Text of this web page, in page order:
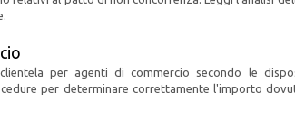
per agenti di commercio secondo le
per determinare correttamente l'importo